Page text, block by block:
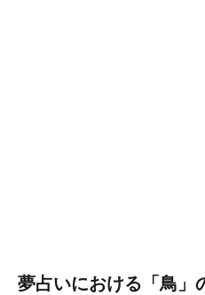
夢占いにおける「鳥」